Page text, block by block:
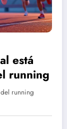
está
running
running